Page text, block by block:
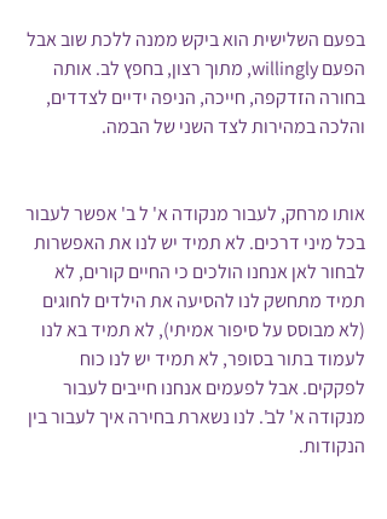
בפעם השלישית הוא ביקש ממנה ללכת שוב אבל
הפעם willingly, מתוך רצון, בחפץ לב. אותה
בחורה הזדקפה, חייכה, הניפה ידיים לצדדים,
והלכה במהירות לצד השני של הבמה.
אותו מרחק, לעבור מנקודה א' ל ב' אפשר לעבור
בכל מיני דרכים. לא תמיד יש לנו את האפשרות
לבחור לאן אנחנו הולכים כי החיים קורים, לא
תמיד מתחשק לנו להסיעה את הילדים לחוגים
(לא מבוסס על סיפור אמיתי), לא תמיד בא לנו
לעמוד בתור בסופר, לא תמיד יש לנו כוח
לפקקים. אבל לפעמים אנחנו חייבים לעבור
מנקודה א' לב'. לנו נשארת בחירה איך לעבור בין
הנקודות.